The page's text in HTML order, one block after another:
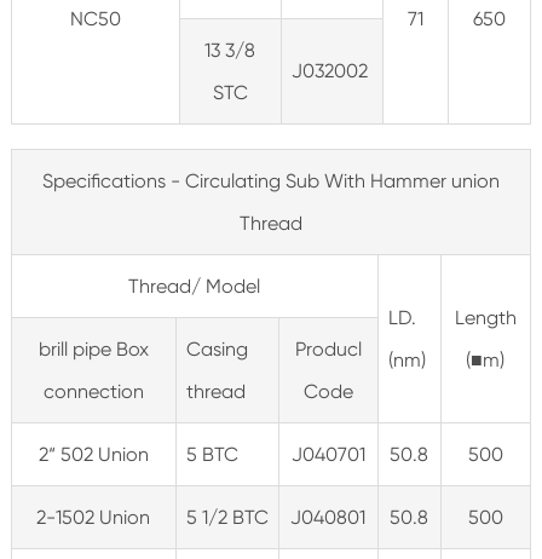
NC50 71
650
13 3/8
STC
J032002
Specifications - Circulating Sub With Hammer union
Thread
Thread/ Model
LD.
(nm)
Length
(■m)
brill pipe Box
connection
Casing
thread
Producl
Code
2“ 502 Union 5 BTC J040701 50.8 500
2-1502 Union 5 1/2 BTC J040801 50.8 500